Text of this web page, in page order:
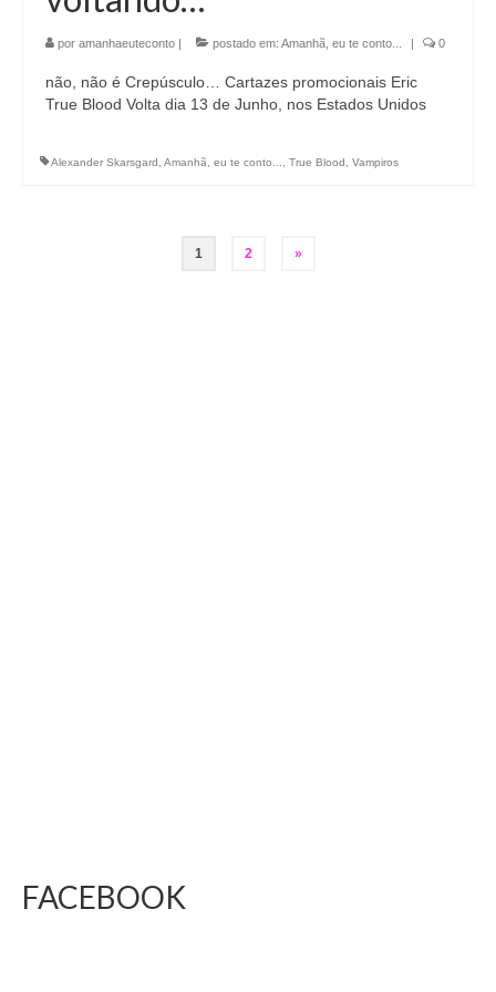
por amanhaeuteconto | postado em: Amanhã, eu te conto... | 0
não, não é Crepúsculo… Cartazes promocionais Eric
True Blood Volta dia 13 de Junho, nos Estados Unidos
Alexander Skarsgard Amanhã eu te conto... True Blood Vampiros
1 2 »
FACEBOOK